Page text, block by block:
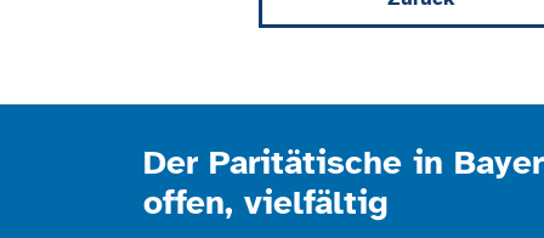
Der Paritätische in
offen, vielfältig